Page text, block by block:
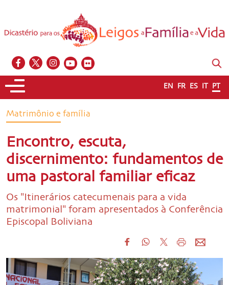
EN FR ES IT PT
Matrimônio e família
Encontro, escuta,
discernimento: fundamentos de
uma pastoral familiar eficaz
Os "Itinerários catecumenais para a vida
matrimonial" foram apresentados à Conferência
Episcopal Boliviana